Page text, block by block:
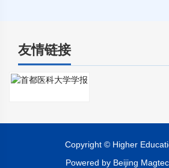
友情链接
Copyright © Higher
Powered by Beijing